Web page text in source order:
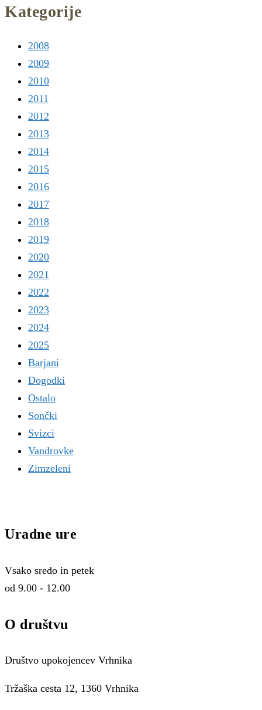
Kategorije
2008
2009
2010
2011
2012
2013
2014
2015
2016
2017
2018
2019
2020
2021
2022
2023
2024
2025
Barjani
Dogodki
Ostalo
Sončki
Svizci
Vandrovke
Zimzeleni
Uradne ure
Vsako sredo in petek
od 9.00 - 12.00
O društvu
Društvo upokojencev Vrhnika
Tržaška cesta 12, 1360 Vrhnika